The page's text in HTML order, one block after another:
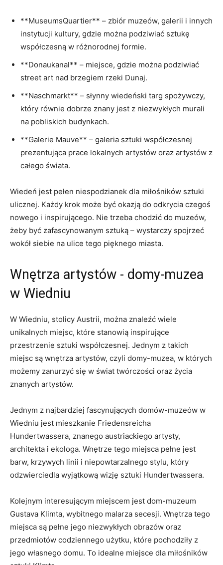
**MuseumsQuartier** – ⁤zbiór muzeów, galerii i innych
​instytucji kultury, gdzie można podziwiać ⁤sztukę
współczesną w różnorodnej formie.
**Donaukanal**⁣ – miejsce, gdzie można podziwiać
street art nad brzegiem rzeki⁣ Dunaj.
**Naschmarkt** – słynny wiedeński targ ‌spożywczy,
który równie dobrze znany ⁣jest z​ niezwykłych murali⁣
na⁤ pobliskich budynkach.
**Galerie Mauve**​ –‍ galeria sztuki‍ współczesnej
‌prezentująca prace lokalnych ‍artystów oraz artystów z
całego ⁢świata.
Wiedeń jest⁣ pełen niespodzianek dla miłośników sztuki
ulicznej. Każdy krok może być okazją do odkrycia czegoś
⁢nowego i inspirującego. Nie trzeba chodzić do muzeów,
żeby ⁢być zafascynowanym ⁣sztuką – wystarczy spojrzeć⁢
wokół siebie na ulice tego pięknego miasta.
Wnętrza artystów ​- ​domy-muzea
w ⁤Wiedniu
W Wiedniu, stolicy Austrii, można znaleźć wiele​
unikalnych ‌miejsc, które stanowią inspirujące
przestrzenie ⁢sztuki ​współczesnej. Jednym z takich
miejsc ​są wnętrza artystów,‍ czyli domy-muzea, w których
możemy zanurzyć się ‌w świat twórczości oraz⁢ życia
znanych artystów.
Jednym z najbardziej fascynujących domów-muzeów w
Wiedniu jest mieszkanie Friedensreicha
Hundertwassera, znanego austriackiego artysty,‌
architekta i ekologa. Wnętrze tego‍ miejsca pełne⁤ jest
barw, krzywych linii ​i niepowtarzalnego stylu, który
odzwierciedla wyjątkową wizję sztuki Hundertwassera.
Kolejnym interesującym miejscem jest dom-muzeum
Gustava Klimta, wybitnego malarza secesji. Wnętrza tego
⁢miejsca są ‌pełne jego niezwykłych obrazów oraz
przedmiotów codziennego użytku, ⁤które ⁣pochodziły z
jego własnego domu. To idealne‍ miejsce dla miłośników